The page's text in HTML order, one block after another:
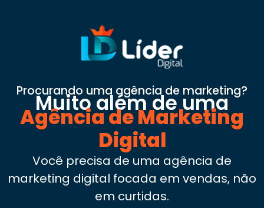
Procurando uma agência de marketing?
Muito além de uma
Agência de Marketing
Digital
Você precisa de uma agência de
marketing digital focada em vendas, não
em curtidas.